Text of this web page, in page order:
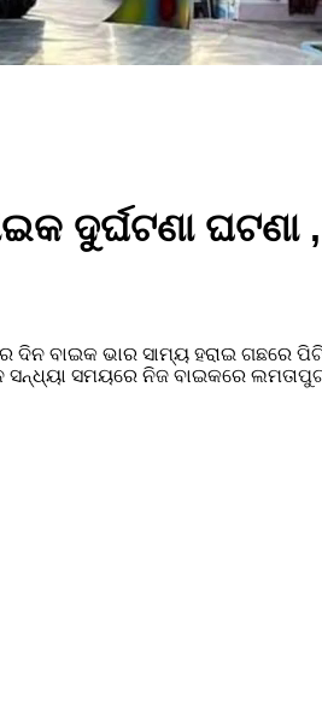
ଦୁର୍ଘଟଣା ଘଟଣା
ବାଇକ ଭାର ସାମ୍ୟ ହରାଇ ଗଛରେ
ସମୟରେ ନିଜ ବାଇକରେ